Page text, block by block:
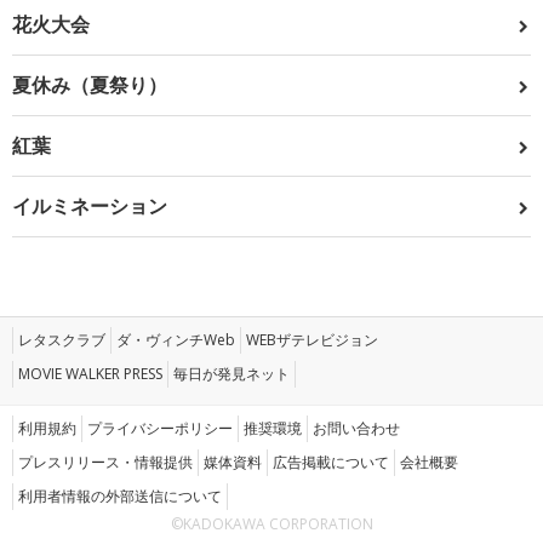
花火大会
夏休み（夏祭り）
紅葉
イルミネーション
レタスクラブ ダ・ヴィンチWeb WEBザテレビジョン
MOVIE WALKER PRESS 毎日が発見ネット
利用規約 プライバシーポリシー 推奨環境 お問い合わせ
プレスリリース・情報提供 媒体資料 広告掲載について 会社概要
利用者情報の外部送信について
©KADOKAWA CORPORATION